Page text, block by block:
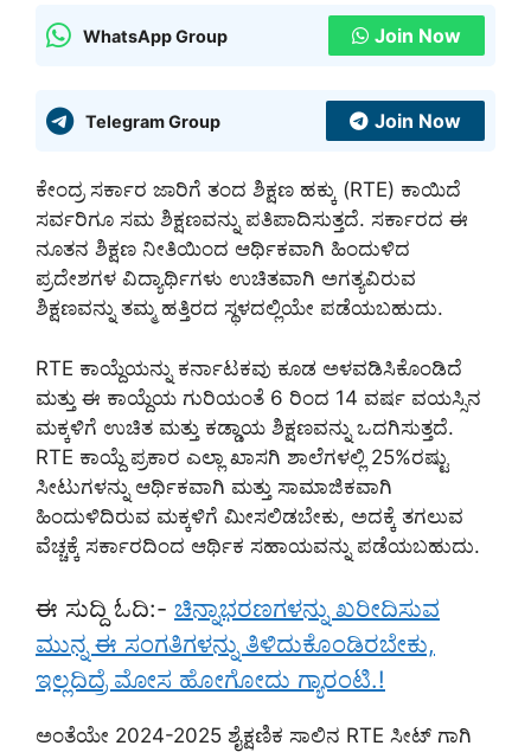
WhatsApp Group Join Now
Telegram Group Join Now
ಕೇಂದ್ರ ಸರ್ಕಾರ ಜಾರಿಗೆ ತಂದ ಶಿಕ್ಷಣ ಹಕ್ಕು (RTE) ಕಾಯಿದೆ
ಸರ್ವರಿಗೂ ಸಮ ಶಿಕ್ಷಣವನ್ನು ಪತಿಪಾದಿಸುತ್ತದೆ. ಸರ್ಕಾರದ ಈ
ನೂತನ ಶಿಕ್ಷಣ ನೀತಿಯಿಂದ ಆರ್ಥಿಕವಾಗಿ ಹಿಂದುಳಿದ
ಪ್ರದೇಶಗಳ ವಿದ್ಯಾರ್ಥಿಗಳು ಉಚಿತವಾಗಿ ಅಗತ್ಯವಿರುವ
ಶಿಕ್ಷಣವನ್ನು ತಮ್ಮ ಹತ್ತಿರದ ಸ್ಥಳದಲ್ಲಿಯೇ ಪಡೆಯಬಹುದು.
RTE ಕಾಯ್ದೆಯನ್ನು ಕರ್ನಾಟಕವು ಕೂಡ ಅಳವಡಿಸಿಕೊಂಡಿದೆ
ಮತ್ತು ಈ ಕಾಯ್ದೆಯ ಗುರಿಯಂತೆ 6 ರಿಂದ 14 ವರ್ಷ ವಯಸ್ಸಿನ
ಮಕ್ಕಳಿಗೆ ಉಚಿತ ಮತ್ತು ಕಡ್ಡಾಯ ಶಿಕ್ಷಣವನ್ನು ಒದಗಿಸುತ್ತದೆ.
RTE ಕಾಯ್ದೆ ಪ್ರಕಾರ ಎಲ್ಲಾ ಖಾಸಗಿ ಶಾಲೆಗಳಲ್ಲಿ 25%ರಷ್ಟು
ಸೀಟುಗಳನ್ನು ಆರ್ಥಿಕವಾಗಿ ಮತ್ತು ಸಾಮಾಜಿಕವಾಗಿ
ಹಿಂದುಳಿದಿರುವ ಮಕ್ಕಳಿಗೆ ಮೀಸಲಿಡಬೇಕು, ಅದಕ್ಕೆ ತಗಲುವ
ವೆಚ್ಚಕ್ಕೆ ಸರ್ಕಾರದಿಂದ ಆರ್ಥಿಕ ಸಹಾಯವನ್ನು ಪಡೆಯಬಹುದು.
ಈ ಸುದ್ದಿ ಓದಿ:- ಚಿನ್ನಾಭರಣಗಳನ್ನು ಖರೀದಿಸುವ
ಮುನ್ನ ಈ ಸಂಗತಿಗಳನ್ನು ತಿಳಿದುಕೊಂಡಿರಬೇಕು,
ಇಲ್ಲದಿದ್ರೆ ಮೋಸ ಹೋಗೋದು ಗ್ಯಾರಂಟಿ.!
ಅಂತೆಯೇ 2024-2025 ಶೈಕ್ಷಣಿಕ ಸಾಲಿನ RTE ಸೀಟ್ ಗಾಗಿ